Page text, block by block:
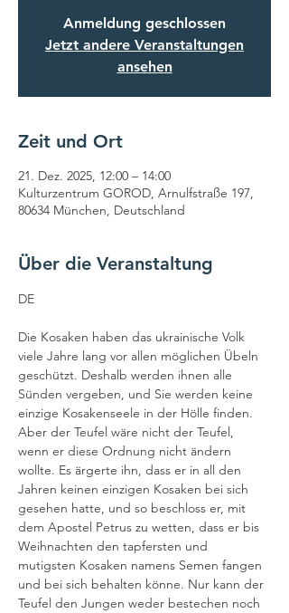
Anmeldung geschlossen
Jetzt andere Veranstaltungen
ansehen
Zeit und Ort
21. Dez. 2025, 12:00 – 14:00
Kulturzentrum GOROD, Arnulfstraße 197,
80634 München, Deutschland
Über die Veranstaltung
DE
Die Kosaken haben das ukrainische Volk
viele Jahre lang vor allen möglichen Übeln
geschützt. Deshalb werden ihnen alle
Sünden vergeben, und Sie werden keine
einzige Kosakenseele in der Hölle finden.
Aber der Teufel wäre nicht der Teufel,
wenn er diese Ordnung nicht ändern
wollte. Es ärgerte ihn, dass er in all den
Jahren keinen einzigen Kosaken bei sich
gesehen hatte, und so beschloss er, mit
dem Apostel Petrus zu wetten, dass er bis
Weihnachten den tapfersten und
mutigsten Kosaken namens Semen fangen
und bei sich behalten könne. Nur kann der
Teufel den Jungen weder bestechen noch